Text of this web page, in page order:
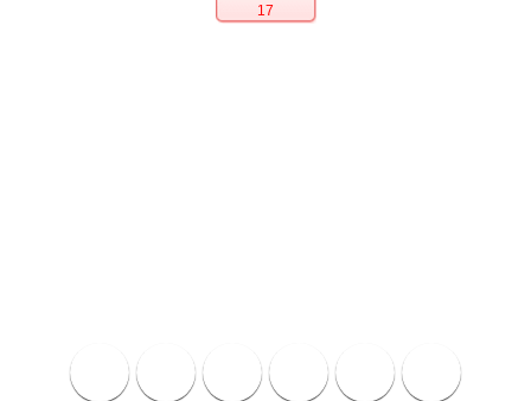
17